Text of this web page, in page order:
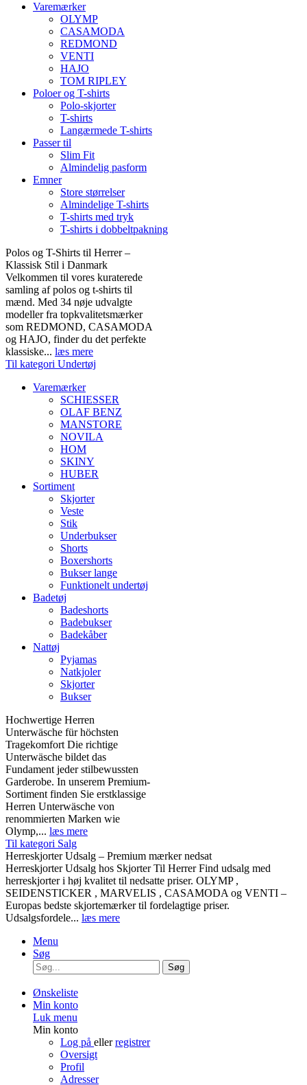
Varemærker
OLYMP
CASAMODA
REDMOND
VENTI
HAJO
TOM RIPLEY
Poloer og T-shirts
Polo-skjorter
T-shirts
Langærmede T-shirts
Passer til
Slim Fit
Almindelig pasform
Emner
Store størrelser
Almindelige T-shirts
T-shirts med tryk
T-shirts i dobbeltpakning
Polos og T-Shirts til Herrer –
Klassisk Stil i Danmark
Velkommen til vores kuraterede
samling af polos og t-shirts til
mænd. Med 34 nøje udvalgte
modeller fra topkvalitetsmærker
som REDMOND, CASAMODA
og HAJO, finder du det perfekte
klassiske... læs mere
Til kategori Undertøj
Varemærker
SCHIESSER
OLAF BENZ
MANSTORE
NOVILA
HOM
SKINY
HUBER
Sortiment
Skjorter
Veste
Stik
Underbukser
Shorts
Boxershorts
Bukser lange
Funktionelt undertøj
Badetøj
Badeshorts
Badebukser
Badekåber
Nattøj
Pyjamas
Natkjoler
Skjorter
Bukser
Hochwertige Herren
Unterwäsche für höchsten
Tragekomfort Die richtige
Unterwäsche bildet das
Fundament jeder stilbewussten
Garderobe. In unserem Premium-
Sortiment finden Sie erstklassige
Herren Unterwäsche von
renommierten Marken wie
Olymp,... læs mere
Til kategori Salg
Herreskjorter Udsalg – Premium mærker nedsat
Herreskjorter Udsalg hos Skjorter Til Herrer Find udsalg med
herreskjorter i høj kvalitet til nedsatte priser. OLYMP ,
SEIDENSTICKER , MARVELIS , CASAMODA og VENTI –
Europas bedste skjortemærker til fordelagtige priser.
Udsalgsfordele... læs mere
Menu
Søg
Søg
Ønskeliste
Min konto
Luk menu
Min konto
Log på ellerregistrer
Oversigt
Profil
Adresser